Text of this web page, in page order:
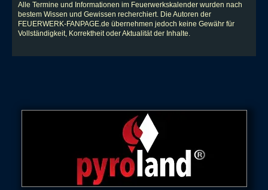
Alle Termine und Informationen im Feuerwerkskalender wurden nach
bestem Wissen und Gewissen recherchiert. Die Autoren der
FEUERWERK-FANPAGE.de übernehmen jedoch keine Gewähr für
Vollständigkeit, Korrektheit oder Aktualität der Inhalte.